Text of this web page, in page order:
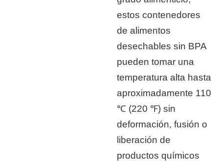
estos contenedores
de alimentos
desechables sin BPA
pueden tomar una
temperatura alta hasta
aproximadamente 110
℃ (220 ℉) sin
deformación, fusión o
liberación de
productos químicos